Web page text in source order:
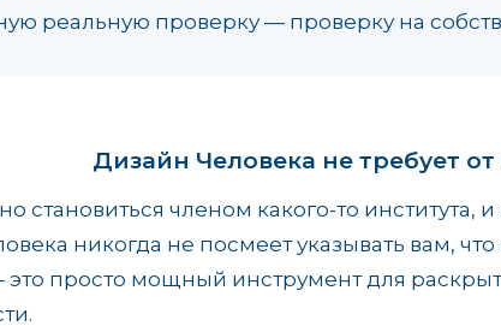
реальную проверку — проверку на
Дизайн Человека не требует от
становиться членом какого-то института,
никогда не посмеет указывать вам,
это просто мощный инструмент для